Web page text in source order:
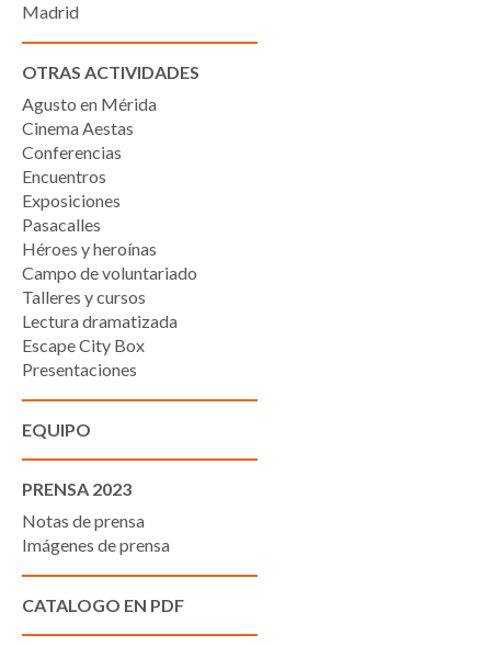
Madrid
OTRAS ACTIVIDADES
Agusto en Mérida
Cinema Aestas
Conferencias
Encuentros
Exposiciones
Pasacalles
Héroes y heroínas
Campo de voluntariado
Talleres y cursos
Lectura dramatizada
Escape City Box
Presentaciones
EQUIPO
PRENSA 2023
Notas de prensa
Imágenes de prensa
CATALOGO EN PDF